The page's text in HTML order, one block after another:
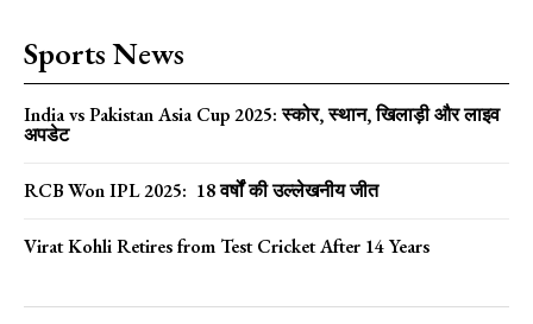
Sports News
India vs Pakistan Asia Cup 2025: स्कोर, स्थान, खिलाड़ी और लाइव
अपडेट
RCB Won IPL 2025: 18 वर्षों की उल्लेखनीय जीत
Virat Kohli Retires from Test Cricket After 14 Years